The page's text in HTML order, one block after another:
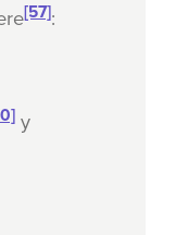
[57]:
y